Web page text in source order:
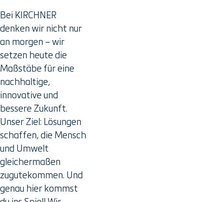
Bei KIRCHNER
denken wir nicht nur
an morgen – wir
setzen heute die
Maßstäbe für eine
nachhaltige,
innovative und
bessere Zukunft.
Unser Ziel: Lösungen
schaffen, die Mensch
und Umwelt
gleichermaßen
zugutekommen. Und
genau hier kommst